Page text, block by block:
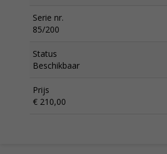
Serie nr.
85/200
Status
Beschikbaar
Prijs
€ 210,00